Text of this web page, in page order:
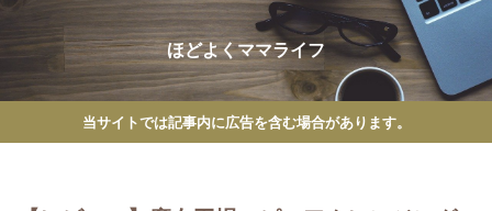
ほどよくママライフ
当サイトでは記事内に広告を含む場合があります。